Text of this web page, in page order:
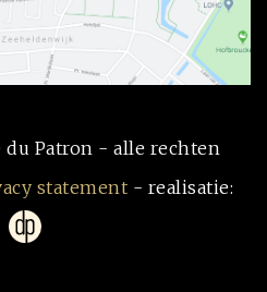
Patron - alle rechten
statement - realisatie: